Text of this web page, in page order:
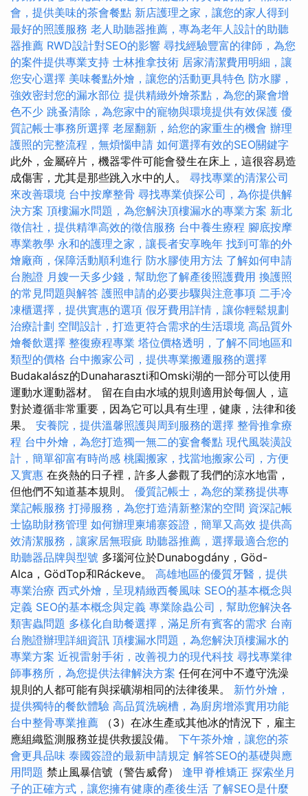
會，提供美味的茶會餐點 新店護理之家，讓您的家人得到
最好的照護服務 老人助聽器推薦，專為老年人設計的助聽
器推薦 RWD設計對SEO的影響 尋找經驗豐富的律師，為您
的案件提供專業支持 士林推拿技術 居家清潔費用明細，讓
您安心選擇 美味餐點外燴，讓您的活動更具特色 防水膠，
強效密封您的漏水部位 提供精緻外燴茶點，為您的聚會增
色不少 跳蚤清除，為您家中的寵物與環境提供有效保護 優
質記帳士事務所選擇 老屋翻新，給您的家重生的機會 辦理
護照的完整流程，無煩惱申請 如何選擇有效的SEO關鍵字
此外，金屬碎片，機器零件可能會發生在床上，這很容易造
成傷害，尤其是那些跳入水中的人。 尋找專業的清潔公司
來改善環境 台中按摩整骨 尋找專業偵探公司，為你提供解
決方案 頂樓漏水問題，為您解決頂樓漏水的專業方案 新北
徵信社，提供精準高效的徵信服務 台中養生療程 腳底按摩
專業教學 永和的護理之家，讓長者安享晚年 找到可靠的外
燴廠商，保障活動順利進行 防水膠使用方法 了解如何申請
台胞證 月嫂一天多少錢，幫助您了解產後照護費用 換護照
的常見問題與解答 護照申請的必要步驟與注意事項 二手冷
凍櫃選擇，提供實惠的選項 假牙費用詳情，讓你輕鬆規劃
治療計劃 空間設計，打造更符合需求的生活環境 高品質外
燴餐飲選擇 整復療程專業 塔位價格透明，了解不同地區和
類型的價格 台中搬家公司，提供專業搬遷服務的選擇
Budakalász的Dunaharaszti和Omski湖的一部分可以使用
運動水運動器材。 留在自由水域的規則適用於每個人，這
對於遵循非常重要，因為它可以具有生理，健康，法律和後
果。 安養院，提供溫馨照護與周到服務的選擇 整骨推拿療
程 台中外燴，為您打造獨一無二的宴會餐點 現代風裝潢設
計，簡單卻富有時尚感 桃園搬家，找當地搬家公司，方便
又實惠 在炎熱的日子裡，許多人參觀了我們的涼水地雷，
但他們不知道基本規則。 優質記帳士，為您的業務提供專
業記帳服務 打掃服務，為您打造清新整潔的空間 資深記帳
士協助財務管理 如何辦理柬埔寨簽證，簡單又高效 提供高
效清潔服務，讓家居無瑕疵 助聽器推薦，選擇最適合您的
助聽器品牌與型號 多瑙河位於Dunabogdány，Göd-
Alca，GödTop和Ráckeve。 高雄地區的優質牙醫，提供
專業治療 西式外燴，呈現精緻西餐風味 SEO的基本概念與
定義 SEO的基本概念與定義 專業除蟲公司，幫助您解決各
類害蟲問題 多樣化自助餐選擇，滿足所有賓客的需求 台南
台胞證辦理詳細資訊 頂樓漏水問題，為您解決頂樓漏水的
專業方案 近視雷射手術，改善視力的現代科技 尋找專業律
師事務所，為您提供法律解決方案 任何在河中不遵守洗澡
規則的人都可能有與採礦湖相同的法律後果。 新竹外燴，
提供獨特的餐飲體驗 高品質洗碗槽，為廚房增添實用功能
台中整骨專業推薦 （3）在冰生產或其他冰的情況下，雇主
應組織監測服務並提供救援設備。 下午茶外燴，讓您的茶
會更具品味 泰國簽證的最新申請規定 解答SEO的基礎與應
用問題 禁止風暴信號（警告威脅） 逢甲脊椎矯正 探索坐月
子的正確方式，讓您擁有健康的產後生活 了解SEO是什麼